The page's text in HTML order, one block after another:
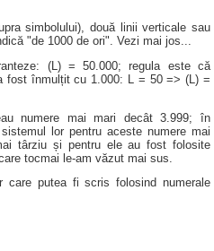
simbolului), două linii verticale sau
"de 1000 de ori". Vezi mai jos...
(L) = 50.000; regula este că
fost înmulțit cu 1.000: L = 50 => (L) =
numere mai mari decât 3.999; în
lor pentru aceste numere mai
târziu și pentru ele au fost folosite
tocmai le-am văzut mai sus.
putea fi scris folosind numerale